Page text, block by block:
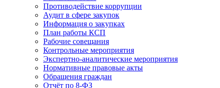
Противодействие коррупции
Аудит в сфере закупок
Информация о закупках
План работы КСП
Рабочие совещания
Контрольные мероприятия
Экспертно-аналитические мероприятия
Нормативные правовые акты
Обращения граждан
Отчёт по 8-ФЗ